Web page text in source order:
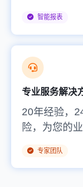
智能报表
专业服务解决
20年经验，
险，为您的
专家团队